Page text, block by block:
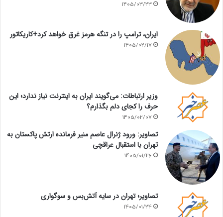
1405/03/23
ایران، ترامپ را در تنگه هرمز غرق خواهد کرد+کاریکاتور
1405/02/17
وزیر ارتباطات: می‌گویند ایران به اینترنت نیاز ندارد؛ این
حرف را کجای دلم بگذارم؟
1405/02/07
تصاویر: ورود ژنرال عاصم منیر فرمانده ارتش پاکستان به
تهران با استقبال عراقچی
1405/01/26
تصاویر؛ تهران در سایه آتش‌بس و سوگواری
1405/01/24